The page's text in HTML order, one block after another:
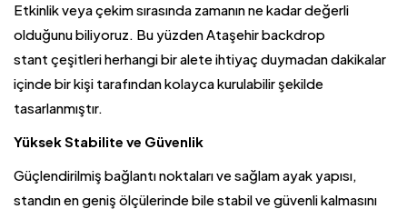
Etkinlik veya çekim sırasında zamanın ne kadar değerli
olduğunu biliyoruz. Bu yüzden Ataşehir backdrop
stant çeşitleri herhangi bir alete ihtiyaç duymadan dakikalar
içinde bir kişi tarafından kolayca kurulabilir şekilde
tasarlanmıştır.
Yüksek Stabilite ve Güvenlik
Güçlendirilmiş bağlantı noktaları ve sağlam ayak yapısı,
standın en geniş ölçülerinde bile stabil ve güvenli kalmasını